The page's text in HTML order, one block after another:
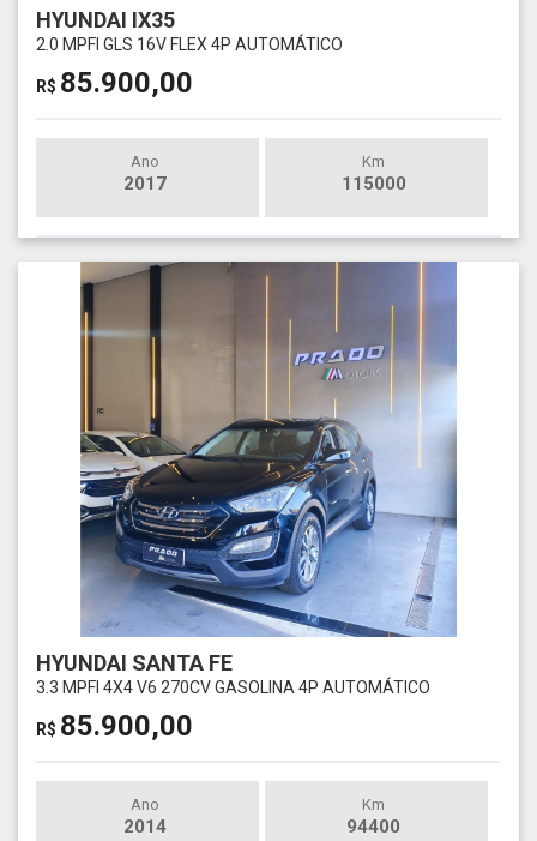
HYUNDAI IX35
2.0 MPFI GLS 16V FLEX 4P AUTOMÁTICO
R$ 85.900,00
Ano
2017
Km
115000
HYUNDAI SANTA FE
3.3 MPFI 4X4 V6 270CV GASOLINA 4P AUTOMÁTICO
R$ 85.900,00
Ano
2014
Km
94400